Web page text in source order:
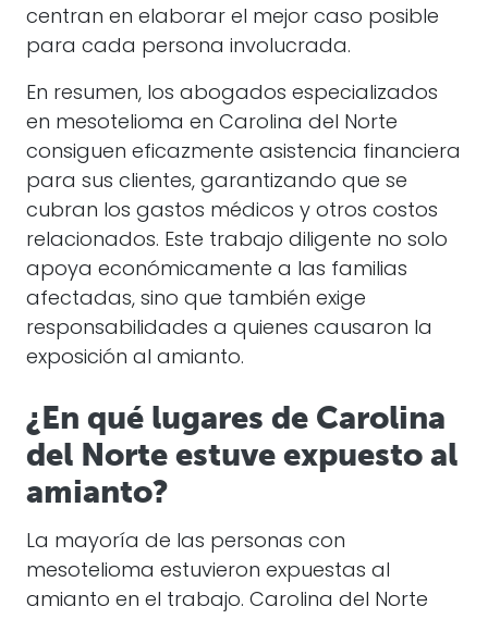
centran en elaborar el mejor caso posible
para cada persona involucrada.
En resumen, los abogados especializados
en mesotelioma en Carolina del Norte
consiguen eficazmente asistencia financiera
para sus clientes, garantizando que se
cubran los gastos médicos y otros costos
relacionados. Este trabajo diligente no solo
apoya económicamente a las familias
afectadas, sino que también exige
responsabilidades a quienes causaron la
exposición al amianto.
¿En qué lugares de Carolina
del Norte estuve expuesto al
amianto?
La mayoría de las personas con
mesotelioma estuvieron expuestas al
amianto en el trabajo. Carolina del Norte